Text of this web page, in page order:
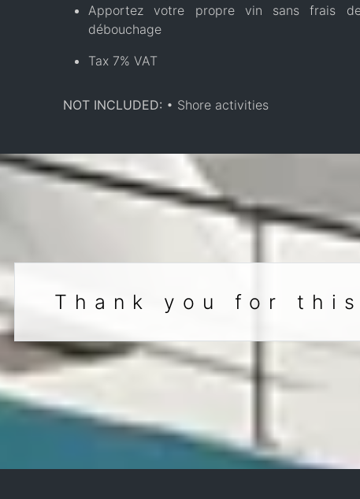
Apportez votre propre vin sans frais
débouchage
Tax 7% VAT
NOT INCLUDED: • Shore activities
Thank you for